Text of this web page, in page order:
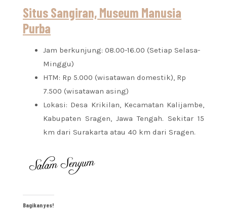
Situs Sangiran, Museum Manusia
Purba
Jam berkunjung: 08.00-16.00 (Setiap Selasa-
Minggu)
HTM: Rp 5.000 (wisatawan domestik), Rp
7.500 (wisatawan asing)
Lokasi: Desa Krikilan, Kecamatan Kalijambe,
Kabupaten Sragen, Jawa Tengah. Sekitar 15
km dari Surakarta atau 40 km dari Sragen.
Bagikan yes!